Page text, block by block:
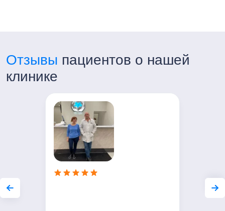
Отзывы пациентов о нашей
клинике